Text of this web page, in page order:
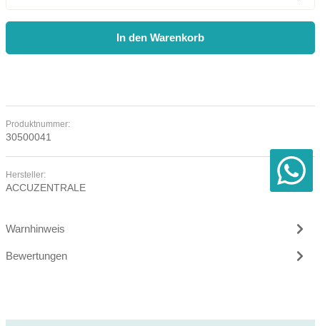
In den Warenkorb
Produktnummer:
30500041
Hersteller:
ACCUZENTRALE
Warnhinweis
Bewertungen